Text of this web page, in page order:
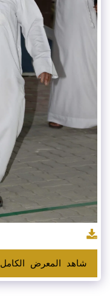
شاهد المعرض الكامل